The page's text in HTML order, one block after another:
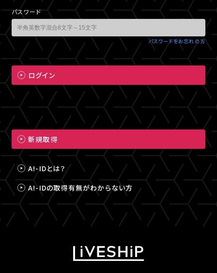
パスワード
パスワードをお忘れの方
ログイン
新規取得
A!-IDとは？
A!-IDの取得有無がわからない方